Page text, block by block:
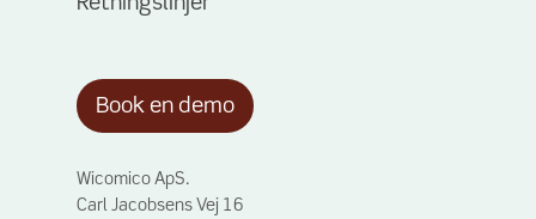
Book en demo
Wicomico ApS.
Carl Jacobsens Vej 16